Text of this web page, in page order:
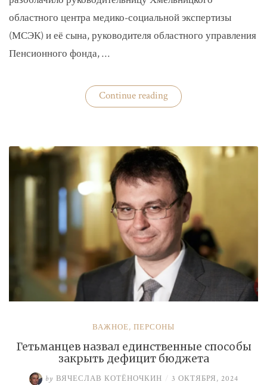
областного центра медико-социальной экспертизы
(МСЭК) и её сына, руководителя областного управления
Пенсионного фонда, …
Continue reading«В
Хмельницком
сын
зарабатывали
на
уклонистах»
ВАЖНОЕ, ПЕРСОНЫ
Гетьманцев назвал единственные способы
закрыть дефицит бюджета
by ВЯЧЕСЛАВ КОТЁНОЧКИН / 3 ОКТЯБРЯ, 2024